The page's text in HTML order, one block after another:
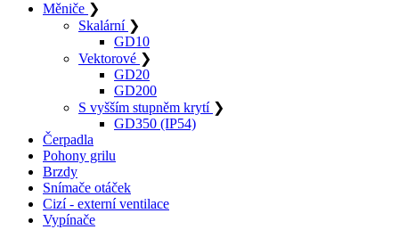
Měniče ❯
Skalární ❯
GD10
Vektorové ❯
GD20
GD200
S vyšším stupněm krytí ❯
GD350 (IP54)
Čerpadla
Pohony grilu
Brzdy
Snímače otáček
Cizí - externí ventilace
Vypínače